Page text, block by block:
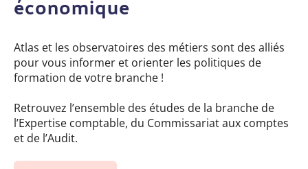
Atlas et les observatoires des métiers sont des alliés
pour vous informer et orienter les politiques de
formation de votre branche !
Retrouvez l’ensemble des études de la branche de
l’Expertise comptable, du Commissariat aux comptes
et de l’Audit.